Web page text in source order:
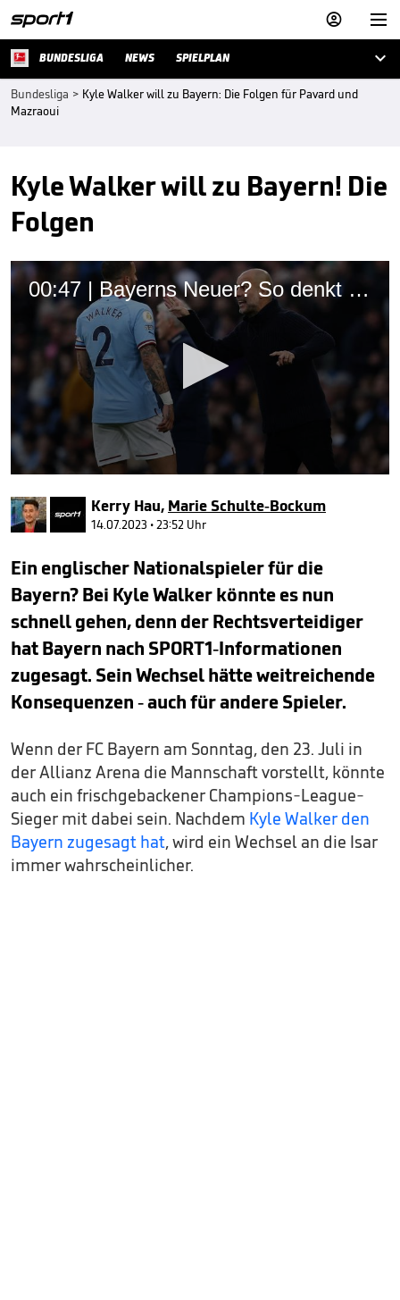


BUNDESLIGA NEWS SPIELPLAN 
Bundesliga > Kyle Walker will zu Bayern: Die Folgen für Pavard und
Mazraoui
Kyle Walker will zu Bayern! Die
Folgen
00:47 | Bayerns Neuer? So denkt Guardiola über Walker
seconds
of
47
seconds
Kerry Hau, Marie Schulte-Bockum
14.07.2023 • 23:52 Uhr
Ein englischer Nationalspieler für die
Bayern? Bei Kyle Walker könnte es nun
schnell gehen, denn der Rechtsverteidiger
hat Bayern nach SPORT1-Informationen
zugesagt. Sein Wechsel hätte weitreichende
Konsequenzen - auch für andere Spieler.
Wenn der FC Bayern am Sonntag, den 23. Juli in
der Allianz Arena die Mannschaft vorstellt, könnte
auch ein frischgebackener Champions-League-
Sieger mit dabei sein. Nachdem Kyle Walker den
Bayern zugesagt hat, wird ein Wechsel an die Isar
immer wahrscheinlicher.